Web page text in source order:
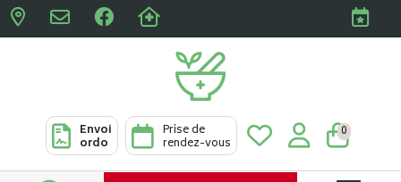
Pharmacies Clabots &
Envoi
ordo
Prise de
rendez-vous
0